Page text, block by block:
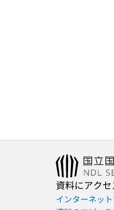
資料にアク
インターネッ